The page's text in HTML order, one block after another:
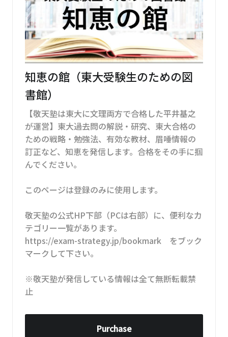
知恵の館（東大受験生のための図
書館）
【敬天塾は東大に文理両方で合格した平井基之
が運営】東大過去問の解説・研究、東大合格の
ための戦略・勉強法、有効な教材、眉唾情報の
訂正など、知恵を発信します。合格をその手に掴
んでください。
このページは登録のみに使用します。
敬天塾の公式HP下部（PCは右部）に、便利なカ
テゴリー一覧があります。
https://exam-strategy.jp/bookmark をブック
マークして下さい。
※敬天塾が発信している情報は全て無断転載禁
止
Purchase